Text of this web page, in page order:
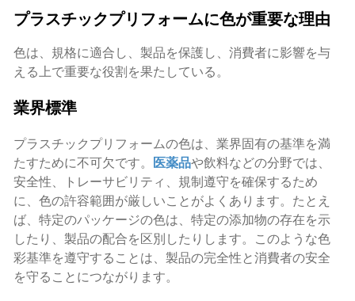
プラスチックプリフォームに色が重要な理由
色は、規格に適合し、製品を保護し、消費者に影響を与
える上で重要な役割を果たしている。
業界標準
プラスチックプリフォームの色は、業界固有の基準を満
たすために不可欠です。 医薬品や飲料などの分野では、
安全性、トレーサビリティ、規制遵守を確保するため
に、色の許容範囲が厳しいことがよくあります。たとえ
ば、特定のパッケージの色は、特定の添加物の存在を示
したり、製品の配合を区別したりします。このような色
彩基準を遵守することは、製品の完全性と消費者の安全
を守ることにつながります。